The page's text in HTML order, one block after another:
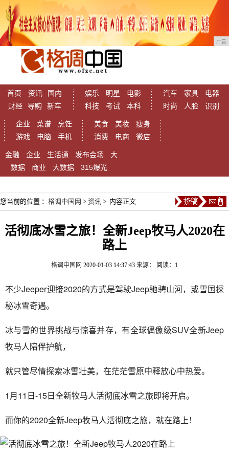
广告
首页 资讯
国内
财经
导购 新车
娱乐 明星
电影
科技
考试 本科
汽车 家具
电器
时尚
人脸 识别
企业 菜谱
烹饪
游戏
电脑 手机
美食 美妆
瘦身
消费
电商 微店
金融 企业 生活通 发布会场
大
数据
商业 大数据 315爆光
您当前的位置 ： 格调中国网 > 资讯 > 内容正文
活彻底冰雪之旅！全新Jeep牧马人2020在
路上
格调中国网 2020-01-03 14:37:43 来源： 阅读：1
不少Jeeper迎接2020的方式是驾驶Jeep驰骋山河，或雪国探
秘冰雪奇遇。
冰与雪的世界挑战与惊喜并存，有全球偶像级SUV全新Jeep
牧马人陪伴护航，
就只管尽情探索冰雪壮美，在茫茫雪原中释放心中热爱。
1月11日-15日全新牧马人活彻底冰雪之旅即将开启。
而你的2020全新Jeep牧马人活彻底之旅，就在路上！